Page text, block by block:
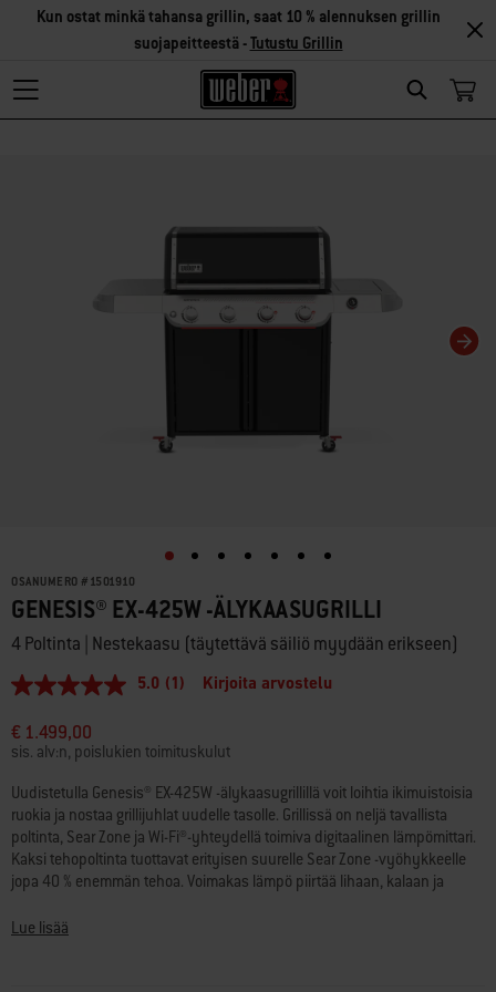
Search
Kun ostat minkä tahansa grillin, saat 10 % alennuksen grillin
suojapeitteestä -Tutustu Grillin
OSANUMERO # 1501910
GENESIS® EX-425W -ÄLYKAASUGRILLI
4 Poltinta | Nestekaasu (täytettävä säiliö myydään erikseen)
5.0
5
tähteä,
keskimääräinen
arvosana.
Read
a
Review.
Saman
sivun
linkki.
5.0 (1) Kirjoita arvostelu
€ 1.499,00
sis. alv:n, poislukien toimituskulut
Uudistetulla Genesis® EX-425W -älykaasugrillillä voit loihtia ikimuistoisia
ruokia ja nostaa grillijuhlat uudelle tasolle. Grillissä on neljä tavallista
poltinta, Sear Zone ja Wi-Fi®-yhteydellä toimiva digitaalinen lämpömittari.
Kaksi tehopoltinta tuottavat erityisen suurelle Sear Zone -vyöhykkeelle
jopa 40 % enemmän tehoa. Voimakas lämpö piirtää lihaan, kalaan ja
lämpömittari ja toimitukseen sisältyvä langallinen ruoan lämpötila-anturi
Lue lisää